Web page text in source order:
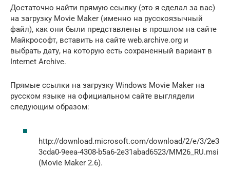
Достаточно найти прямую ссылку (это я сделал за вас)
на загрузку Movie Maker (именно на русскоязычный
файл), как они были представлены в прошлом на сайте
Майкрософт, вставить на сайте web.archive.org и
выбрать дату, на которую есть сохраненный вариант в
Internet Archive.
Прямые ссылки на загрузку Windows Movie Maker на
русском языке на официальном сайте выглядели
следующим образом:
http://download.microsoft.com/download/2/e/3/2e3
3cda0-9eea-4308-b5a6-2e31abad6523/MM26_RU.msi
(Movie Maker 2.6).